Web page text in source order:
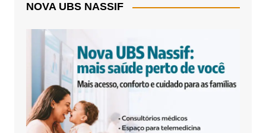
NOVA UBS NASSIF